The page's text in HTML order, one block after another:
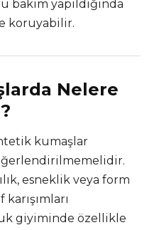
yapıldığında
koruyabilir.
Nelere
kumaşlar
esneklik veya form
giyiminde özellikle